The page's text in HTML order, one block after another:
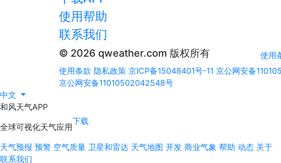
使用帮助
联系我们
© 2026 qweather.com 版权所有 使用
使用条款 隐私政策 京ICP备15048401号-11 京公网安备
京公网安备11010502042548号
中文
和风天气APP
全球可视化天气应用
下载
天气预报 预警 空气质量 卫星和雷达 天气地图 开发 商业气象 帮助 动态 关于
联系我们